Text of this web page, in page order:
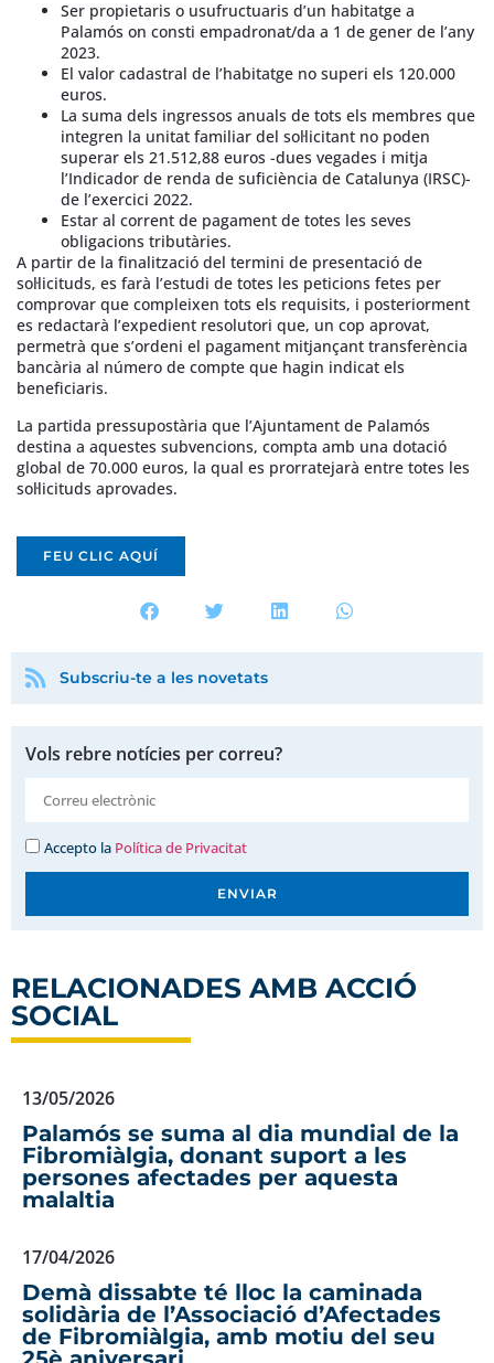
Ser propietaris o usufructuaris d’un habitatge a
Palamós on consti empadronat/da a 1 de gener de l’any
2023.
El valor cadastral de l’habitatge no superi els 120.000
euros.
La suma dels ingressos anuals de tots els membres que
integren la unitat familiar del sol·licitant no poden
superar els 21.512,88 euros -dues vegades i mitja
l’Indicador de renda de suficiència de Catalunya (IRSC)-
de l’exercici 2022.
Estar al corrent de pagament de totes les seves
obligacions tributàries.
A partir de la finalització del termini de presentació de
sol·licituds, es farà l’estudi de totes les peticions fetes per
comprovar que compleixen tots els requisits, i posteriorment
es redactarà l’expedient resolutori que, un cop aprovat,
permetrà que s’ordeni el pagament mitjançant transferència
bancària al número de compte que hagin indicat els
beneficiaris.
La partida pressupostària que l’Ajuntament de Palamós
destina a aquestes subvencions, compta amb una dotació
global de 70.000 euros, la qual es prorratejarà entre totes les
sol·licituds aprovades.
FEU CLIC AQUÍ
Subscriu-te a les novetats
Vols rebre notícies per correu?
Accepto la Política de Privacitat
ENVIAR
RELACIONADES AMB ACCIÓ
SOCIAL
13/05/2026
Palamós se suma al dia mundial de la
Fibromiàlgia, donant suport a les
persones afectades per aquesta
malaltia
17/04/2026
Demà dissabte té lloc la caminada
solidària de l’Associació d’Afectades
de Fibromiàlgia, amb motiu del seu